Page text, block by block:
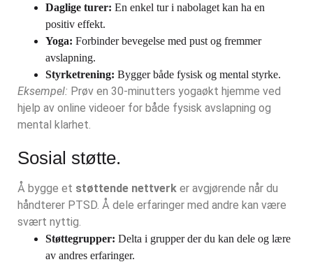
Daglige turer: En enkel tur i nabolaget kan ha en
positiv effekt.
Yoga: Forbinder bevegelse med pust og fremmer
avslapning.
Styrketrening: Bygger både fysisk og mental styrke.
Eksempel: Prøv en 30-minutters yogaøkt hjemme ved
hjelp av online videoer for både fysisk avslapning og
mental klarhet.
Sosial støtte.
Å bygge et støttende nettverk er avgjørende når du
håndterer PTSD. Å dele erfaringer med andre kan være
svært nyttig.
Støttegrupper: Delta i grupper der du kan dele og lære
av andres erfaringer.